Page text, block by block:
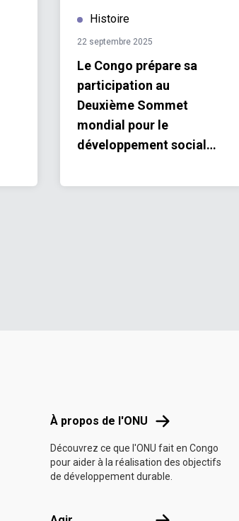
Histoire
22 septembre 2025
Le Congo prépare sa
participation au
Deuxième Sommet
mondial pour le
développement social
Unies
À propos de l'ONU À propos de l'ONU
Découvrez ce que l'ONU fait en Congo
pour aider à la réalisation des objectifs
de développement durable.